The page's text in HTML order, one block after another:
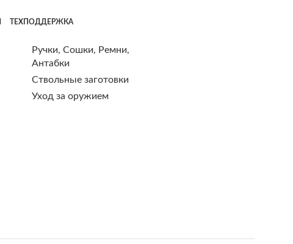
ТЕХПОДДЕРЖКА
Ручки, Сошки, Ремни,
Антабки
Ствольные заготовки
Уход за оружием